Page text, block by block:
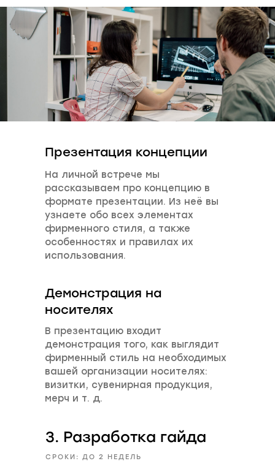
В презентацию входит
демонстрация того, как выглядит
фирменный стиль на необходимых
вашей организации носителях:
визитки, сувенирная продукция,
мерч и т. д.
На личной встрече мы
рассказываем про концепцию в
формате презентации. Из неё вы
узнаете обо всех элементах
фирменного стиля, а также
особенностях и правилах их
использования.
Презентация концепции
Демонстрация на
носителях
3. Разработка гайда
СРОКИ: ДО 2 НЕДЕЛЬ